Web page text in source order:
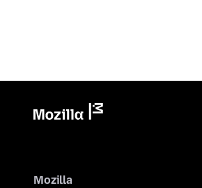
Mozilla